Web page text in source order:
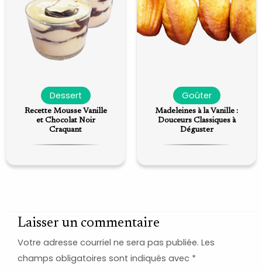
Dessert
Recette Mousse Vanille
et Chocolat Noir
Craquant
Goûter
Madeleines à la Vanille :
Douceurs Classiques à
Déguster
Laisser un commentaire
Votre adresse courriel ne sera pas publiée. Les
champs obligatoires sont indiqués avec *